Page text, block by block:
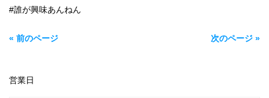
#誰が興味あんねん
« 前のページ 次のページ »
営業日